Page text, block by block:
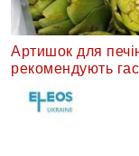
Артишок для
рекомендують